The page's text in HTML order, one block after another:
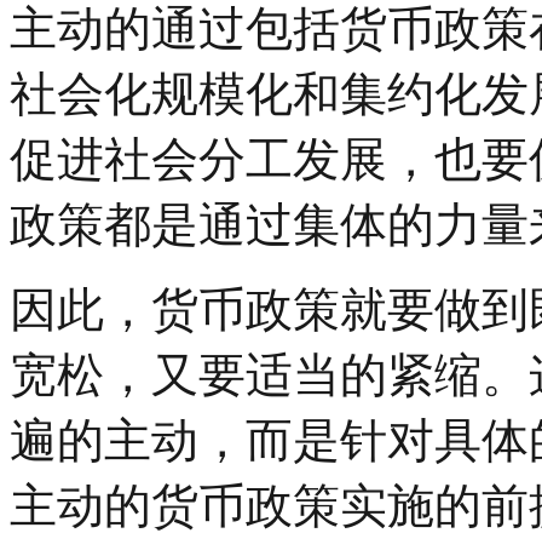
主动的通过包括货币政
社会化规模化和集约化
促进社会分工发展，也
政策都是通过集体的力
因此，货币政策就要做
宽松，又要适当的紧缩
遍的主动，而是针对具
主动的货币政策实施的